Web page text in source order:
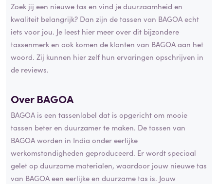
Zoek jij een nieuwe tas en vind je duurzaamheid en
kwaliteit belangrijk? Dan zijn de tassen van BAGOA echt
iets voor jou. Je leest hier meer over dit bijzondere
tassenmerk en ook komen de klanten van BAGOA aan het
woord. Zij kunnen hier zelf hun ervaringen opschrijven in
de reviews.
Over BAGOA
BAGOA is een tassenlabel dat is opgericht om mooie
tassen beter en duurzamer te maken. De tassen van
BAGOA worden in India onder eerlijke
werkomstandigheden geproduceerd. Er wordt speciaal
gelet op duurzame materialen, waardoor jouw nieuwe tas
van BAGOA een eerlijke en duurzame tas is. Jouw